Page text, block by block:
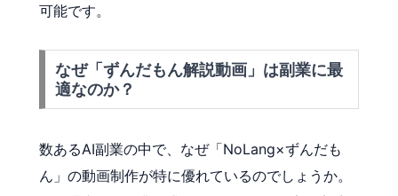
可能です。
なぜ「ずんだもん解説動画」は副業に最
適なのか？
数あるAI副業の中で、なぜ「NoLang×ずんだも
ん」の動画制作が特に優れているのでしょうか。